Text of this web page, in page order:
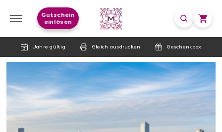
Jahre gültig Gleich ausdrucken Geschenkbox
Gutschein
einlösen